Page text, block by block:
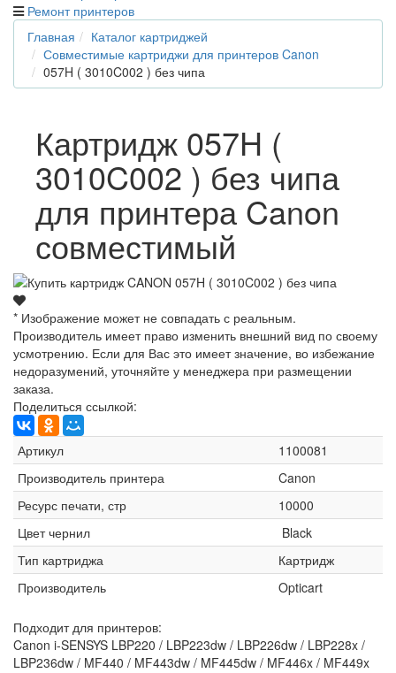
Ремонт принтеров
Главная
Каталог картриджей
Совместимые картриджи для принтеров Canon
057H ( 3010C002 ) без чипа
Картридж 057H (
3010C002 ) без чипа
для принтера Canon
совместимый
* Изображение может не совпадать с реальным.
Производитель имеет право изменить внешний вид по своему
усмотрению. Если для Вас это имеет значение, во избежание
недоразумений, уточняйте у менеджера при размещении
заказа.
Поделиться ссылкой:
Артикул
1100081
Производитель принтера
Canon
Ресурс печати, стр
10000
Цвет чернил
Black
Тип картриджа
Картридж
Производитель
Opticart
Подходит для принтеров:
Canon i-SENSYS LBP220 / LBP223dw / LBP226dw / LBP228x /
LBP236dw / MF440 / MF443dw / MF445dw / MF446x / MF449x